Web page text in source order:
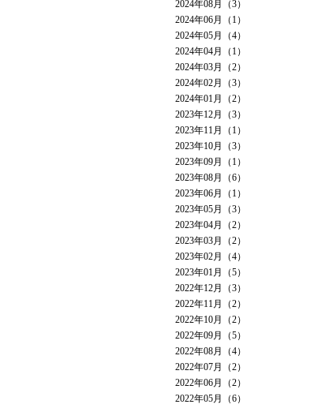
2024年08月（3）
2024年06月（1）
2024年05月（4）
2024年04月（1）
2024年03月（2）
2024年02月（3）
2024年01月（2）
2023年12月（3）
2023年11月（1）
2023年10月（3）
2023年09月（1）
2023年08月（6）
2023年06月（1）
2023年05月（3）
2023年04月（2）
2023年03月（2）
2023年02月（4）
2023年01月（5）
2022年12月（3）
2022年11月（2）
2022年10月（2）
2022年09月（5）
2022年08月（4）
2022年07月（2）
2022年06月（2）
2022年05月（6）